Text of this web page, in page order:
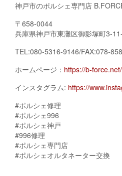
神戸市のポルシェ専門店
〒658-0044
兵庫県神戸市東灘区御影塚町3-
TEL:080-5316-9146/FAX:078-
ホームページ： https://b-force.net/
インスタグラム: https://
#ポルシェ修理
#ポルシェ996
#ポルシェ神戸
#996修理
#ポルシェ専門店
#ポルシェオルタネーター交換